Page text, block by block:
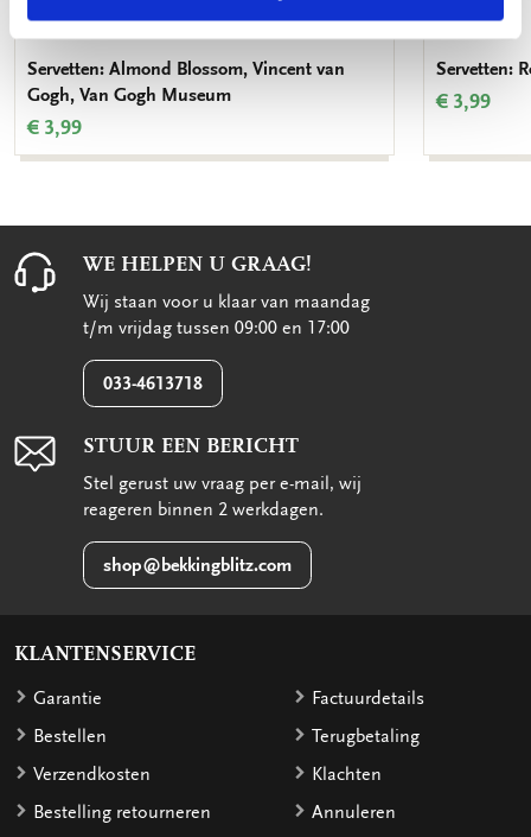
Servetten: Almond Blossom, Vincent van
Gogh, Van Gogh Museum
€ 3,99
Servetten:
€ 3,99
WE HELPEN U GRAAG!
Wij staan voor u klaar van maandag
t/m vrijdag tussen 09:00 en 17:00
033-4613718
STUUR EEN BERICHT
Stel gerust uw vraag per e-mail, wij
reageren binnen 2 werkdagen.
shop@bekkingblitz.com
KLANTENSERVICE
Garantie
Bestellen
Verzendkosten
Bestelling retourneren
Factuurdetails
Terugbetaling
Klachten
Annuleren